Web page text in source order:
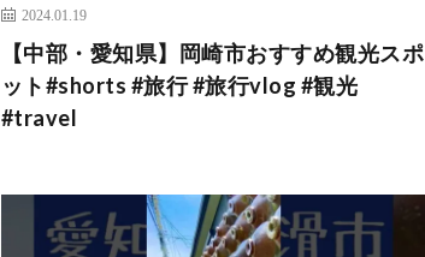
2024.01.19
【中部・愛知県】岡崎市おすすめ観光スポ
ット#shorts #旅行 #旅行vlog #観光
#travel